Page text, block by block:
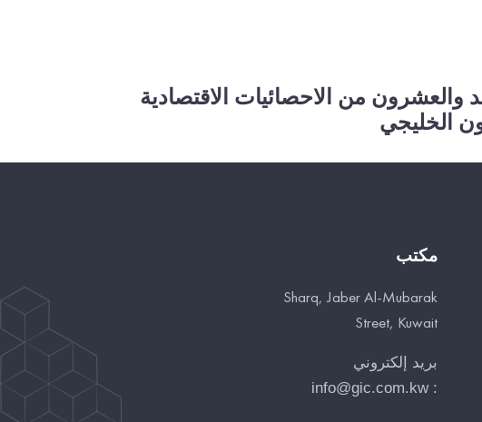
والعشرون من الاحصائيات الاقتصادية
الخليجي
مكتب
Sharq, Jaber Al-Mubarak
Street, Kuwait
بريد إلكتروني
:
info@gic.com.kw